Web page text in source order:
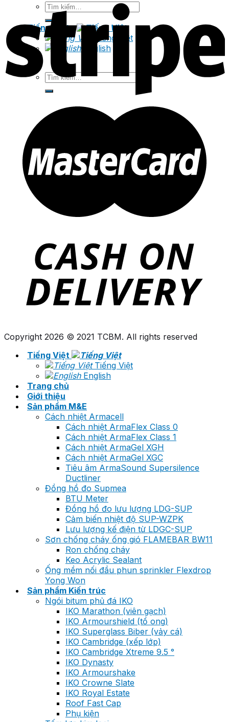
Tìm
kiếm:
Tiếng Việt
Tiếng Việt
English
Tìm
Copyright 2026 © 2021 TCBM. All rights reserved
Tiếng Việt
Tiếng Việt
English
Trang chủ
Giới thiệu
Sản phẩm M&E
Cách nhiệt Armacell
Cách nhiệt ArmaFlex Class 0
Cách nhiệt ArmaFlex Class 1
Cách nhiệt ArmaGel XGH
Cách nhiệt ArmaGel XGC
Tiêu âm ArmaSound Supersilence
Ductliner
Đồng hồ đo Supmea
BTU Meter
Đồng hồ đo lưu lượng LDG-SUP
Cảm biến nhiệt độ SUP-WZPK
Lưu lượng kế điện từ LDGC-SUP
Sơn chống cháy ống gió FLAMEBAR BW11
Ron chống cháy
Keo Acrylic Sealant
Ống mềm nối đầu phun sprinkler Flexdrop
Yong Won
Sản phẩm Kiến trúc
Ngói bitum phủ đá IKO
IKO Marathon (viên gạch)
IKO Armourshield (tổ ong)
IKO Superglass Biber (vảy cá)
IKO Cambridge (xếp lớp)
IKO Cambridge Xtreme 9.5 °
IKO Dynasty
IKO Armourshake
IKO Crowne Slate
IKO Royal Estate
Roof Fast Cap
Phụ kiện